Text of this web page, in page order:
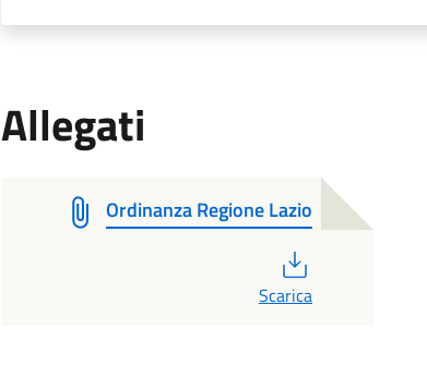
Allegati
Ordinanza Regione Lazio
Scarica